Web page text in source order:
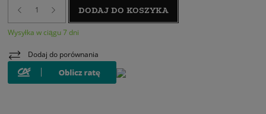
DODAJ DO KOSZYKA
Wysyłka w ciągu 7 dni
Dodaj do porównania